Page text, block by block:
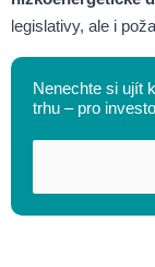
legislativy, ale i
Nenechte si ujít
trhu – pro